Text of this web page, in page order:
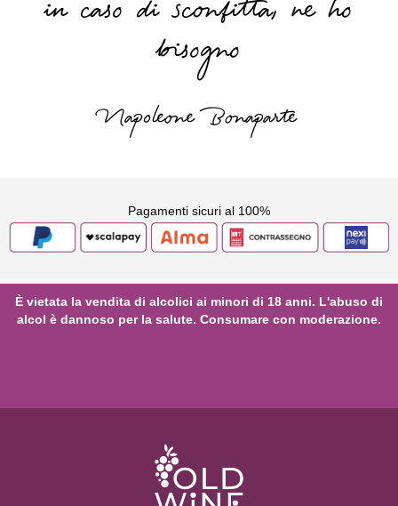
in caso di sconfitta, ne ho
bisogno
Napoleone Bonaparte
Pagamenti sicuri al 100%
È vietata la vendita di alcolici ai minori di 18 anni. L'abuso di
alcol è dannoso per la salute. Consumare con moderazione.